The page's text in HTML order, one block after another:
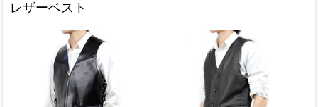
レザーベスト